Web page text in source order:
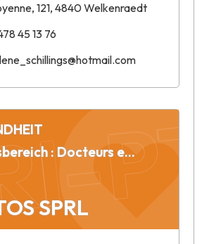
121, 4840 Welkenraedt
45 13 76
SPRL
Tätigkeitsbereich : Docteurs en Psychologie Travail